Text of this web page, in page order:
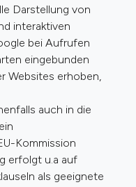
Darstellung von
interaktiven
bei Aufrufen
eingebunden
Websites erhoben,
auch in die
Kommission
erfolgt u.a auf
als geeignete